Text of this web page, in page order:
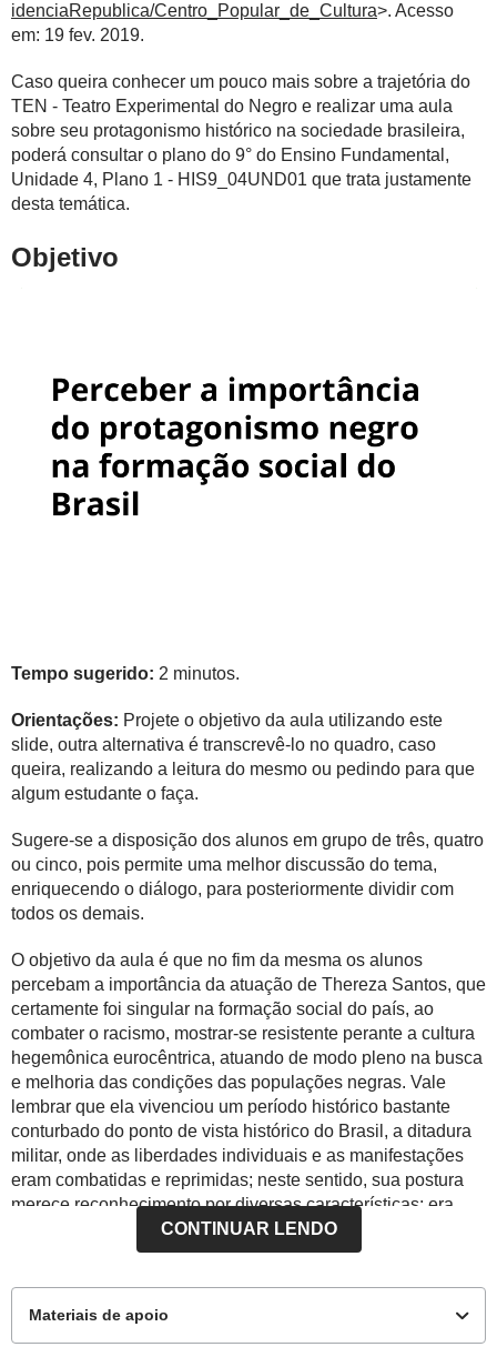
idenciaRepublica/Centro_Popular_de_Cultura>. Acesso
em: 19 fev. 2019.
Caso queira conhecer um pouco mais sobre a trajetória do
TEN - Teatro Experimental do Negro e realizar uma aula
sobre seu protagonismo histórico na sociedade brasileira,
poderá consultar o plano do 9° do Ensino Fundamental,
Unidade 4, Plano 1 - HIS9_04UND01 que trata justamente
desta temática.
Objetivo
Tempo sugerido: 2 minutos.
Orientações: Projete o objetivo da aula utilizando este
slide, outra alternativa é transcrevê-lo no quadro, caso
queira, realizando a leitura do mesmo ou pedindo para que
algum estudante o faça.
Sugere-se a disposição dos alunos em grupo de três, quatro
ou cinco, pois permite uma melhor discussão do tema,
enriquecendo o diálogo, para posteriormente dividir com
todos os demais.
O objetivo da aula é que no fim da mesma os alunos
percebam a importância da atuação de Thereza Santos, que
certamente foi singular na formação social do país, ao
combater o racismo, mostrar-se resistente perante a cultura
hegemônica eurocêntrica, atuando de modo pleno na busca
e melhoria das condições das populações negras. Vale
lembrar que ela vivenciou um período histórico bastante
conturbado do ponto de vista histórico do Brasil, a ditadura
militar, onde as liberdades individuais e as manifestações
eram combatidas e reprimidas; neste sentido, sua postura
merece reconhecimento por diversas características: era
mulher, negra e almejava uma sociedade melhor.
VERLING, Yago de Souza
CONTINUAR LENDO
Materiais de apoio